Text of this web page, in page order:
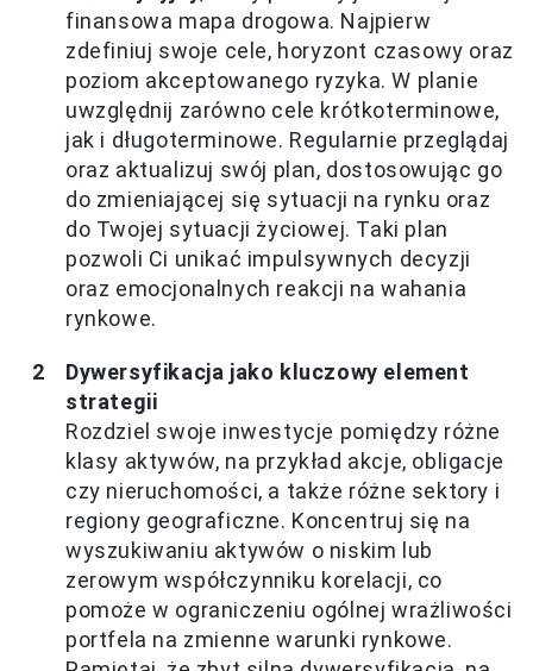
finansowa mapa drogowa. Najpierw
zdefiniuj swoje cele, horyzont czasowy oraz
poziom akceptowanego ryzyka. W planie
uwzględnij zarówno cele krótkoterminowe,
jak i długoterminowe. Regularnie przeglądaj
oraz aktualizuj swój plan, dostosowując go
do zmieniającej się sytuacji na rynku oraz
do Twojej sytuacji życiowej. Taki plan
pozwoli Ci unikać impulsywnych decyzji
oraz emocjonalnych reakcji na wahania
rynkowe.
Dywersyfikacja jako kluczowy element
strategii
Rozdziel swoje inwestycje pomiędzy różne
klasy aktywów, na przykład akcje, obligacje
czy nieruchomości, a także różne sektory i
regiony geograficzne. Koncentruj się na
wyszukiwaniu aktywów o niskim lub
zerowym współczynniku korelacji, co
pomoże w ograniczeniu ogólnej wrażliwości
portfela na zmienne warunki rynkowe.